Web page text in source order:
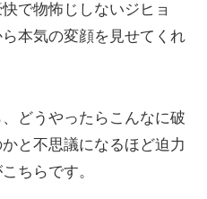
で物怖じしないジヒョ
本気の変顔を見せてくれ
どうやったらこんなに破
と不思議になるほど迫力
ちらです。